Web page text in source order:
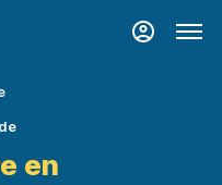
en